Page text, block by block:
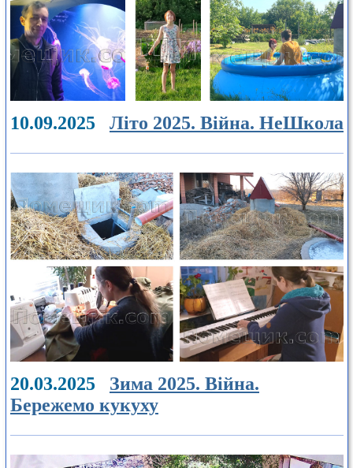
10.09.2025 Літо 2025. Війна. НеШкола
20.03.2025 Зима 2025. Війна.
Бережемо кукуху